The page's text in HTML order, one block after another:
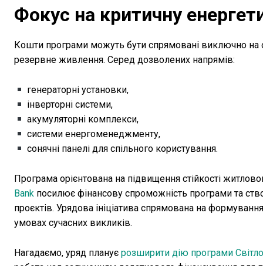
Фокус на критичну
Кошти програми можуть бути спрямовані виключно на
резервне живлення. Серед дозволених напрямів:
генераторні установки,
інверторні системи,
акумуляторні комплекси,
системи енергоменеджменту,
сонячні панелі для спільного користування.
Програма орієнтована на підвищення стійкості
Bank посилює фінансову спроможність програми та
проєктів. Урядова ініціатива спрямована на
умовах сучасних викликів.
Нагадаємо, уряд планує розширити дію програми